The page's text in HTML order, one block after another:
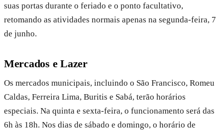
suas portas durante o feriado e o ponto facultativo,
retomando as atividades normais apenas na segunda-feira, 7
de junho.
Mercados e Lazer
Os mercados municipais, incluindo o São Francisco, Romeu
Caldas, Ferreira Lima, Buritis e Sabá, terão horários
especiais. Na quinta e sexta-feira, o funcionamento será das
6h às 18h. Nos dias de sábado e domingo, o horário de